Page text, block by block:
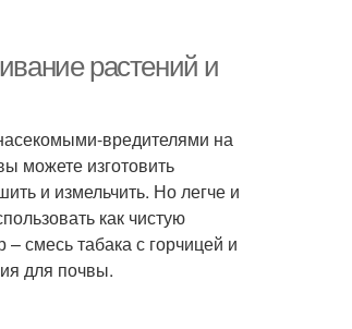
растений и
вредителями на
можете изготовить
и измельчить. Но легче и
как чистую
смесь табака с горчицей и
для почвы.